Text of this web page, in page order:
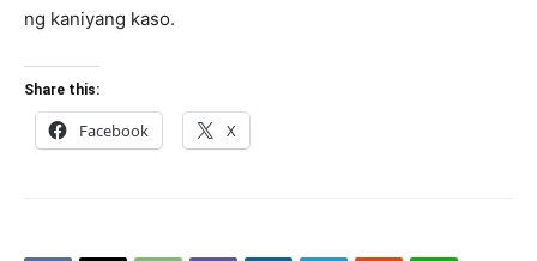
ng kaniyang kaso.
Share this:
Facebook X